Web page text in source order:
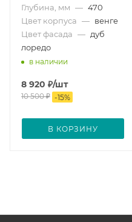
Глубина, мм — 470
Цвет корпуса — венге
Цвет фасада — дуб
лоредо
в наличии
8 920 ₽/шт
10 500₽ -15%
В КОРЗИНУ